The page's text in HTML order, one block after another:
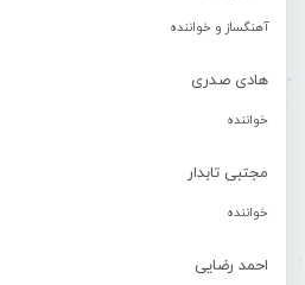
آهنگساز و خواننده
هادی صدری
خواننده
مجتبی تابدار
خواننده
احمد رضایی